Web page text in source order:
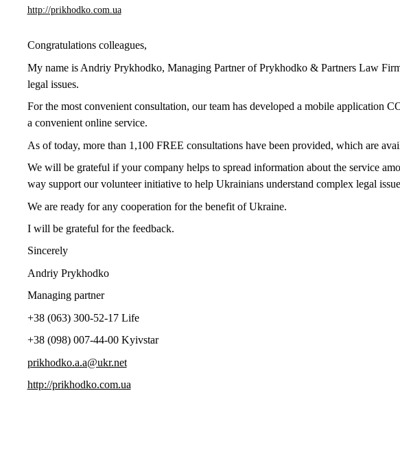
http://prikhodko.com.ua
Congratulations colleagues,
My name is Andriy Prykhodko, Managing Partner of Prykhodko & Partners Law
legal issues.
For the most convenient consultation, our team has developed a mobile application
a convenient online service.
As of today, more than 1,100 FREE consultations have been provided, which are
We will be grateful if your company helps to spread information about the service
way support our volunteer initiative to help Ukrainians understand complex legal
We are ready for any cooperation for the benefit of Ukraine.
I will be grateful for the feedback.
Sincerely
Andriy Prykhodko
Managing partner
+38 (063) 300-52-17 Life
+38 (098) 007-44-00 Kyivstar
prikhodko.a.a@ukr.net
http://prikhodko.com.ua